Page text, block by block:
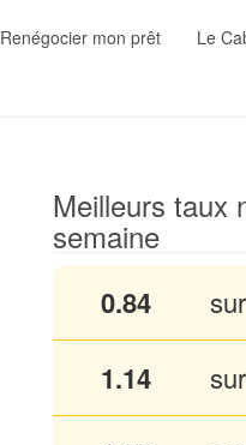
Renégocier mon prêt Le
Meilleurs taux
semaine
0.84
1.14